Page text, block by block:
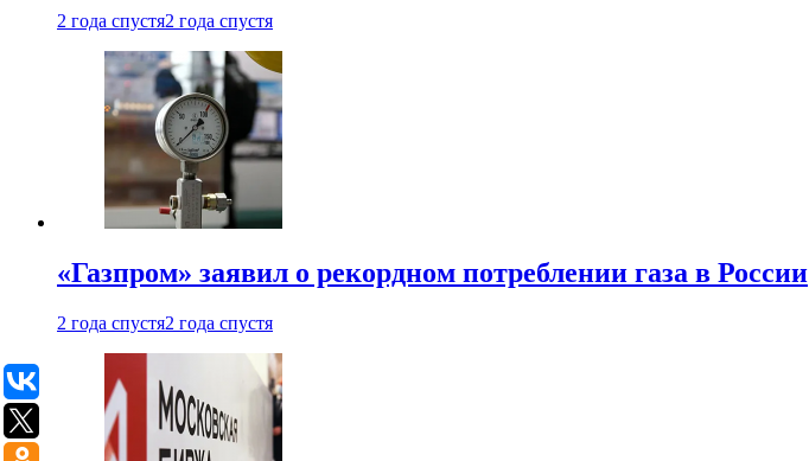
2 года спустя2 года спустя
«Газпром» заявил о рекордном потреблении газа в России
2 года спустя2 года спустя